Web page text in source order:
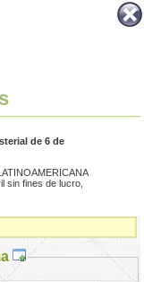
de 6 de
sin fines de lucro,